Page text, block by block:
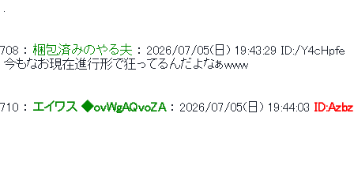
708 ： 梱包済みのやる夫 ： 2026/07/05(日) 19:43:29 ID:/Y4cHpfe
今もなお現在進行形で狂ってるんだよなぁwww
710 ： エイワス ◆ovWgAQvoZA ： 2026/07/05(日) 19:44:03